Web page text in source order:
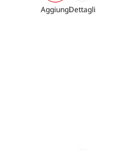
AggiungiDettagli